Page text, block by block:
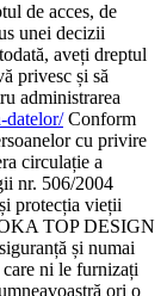
de acces, de
unei decizii
aveți dreptul
privesc și să
administrarea
datelor/Conform
cu privire
circulație a
nr. 506/2004
protecția vieții
TOP DESIGN
și numai
ni le furnizați
ori o